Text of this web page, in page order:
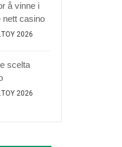
å vinne i
nett casino
2026
scelta
2026